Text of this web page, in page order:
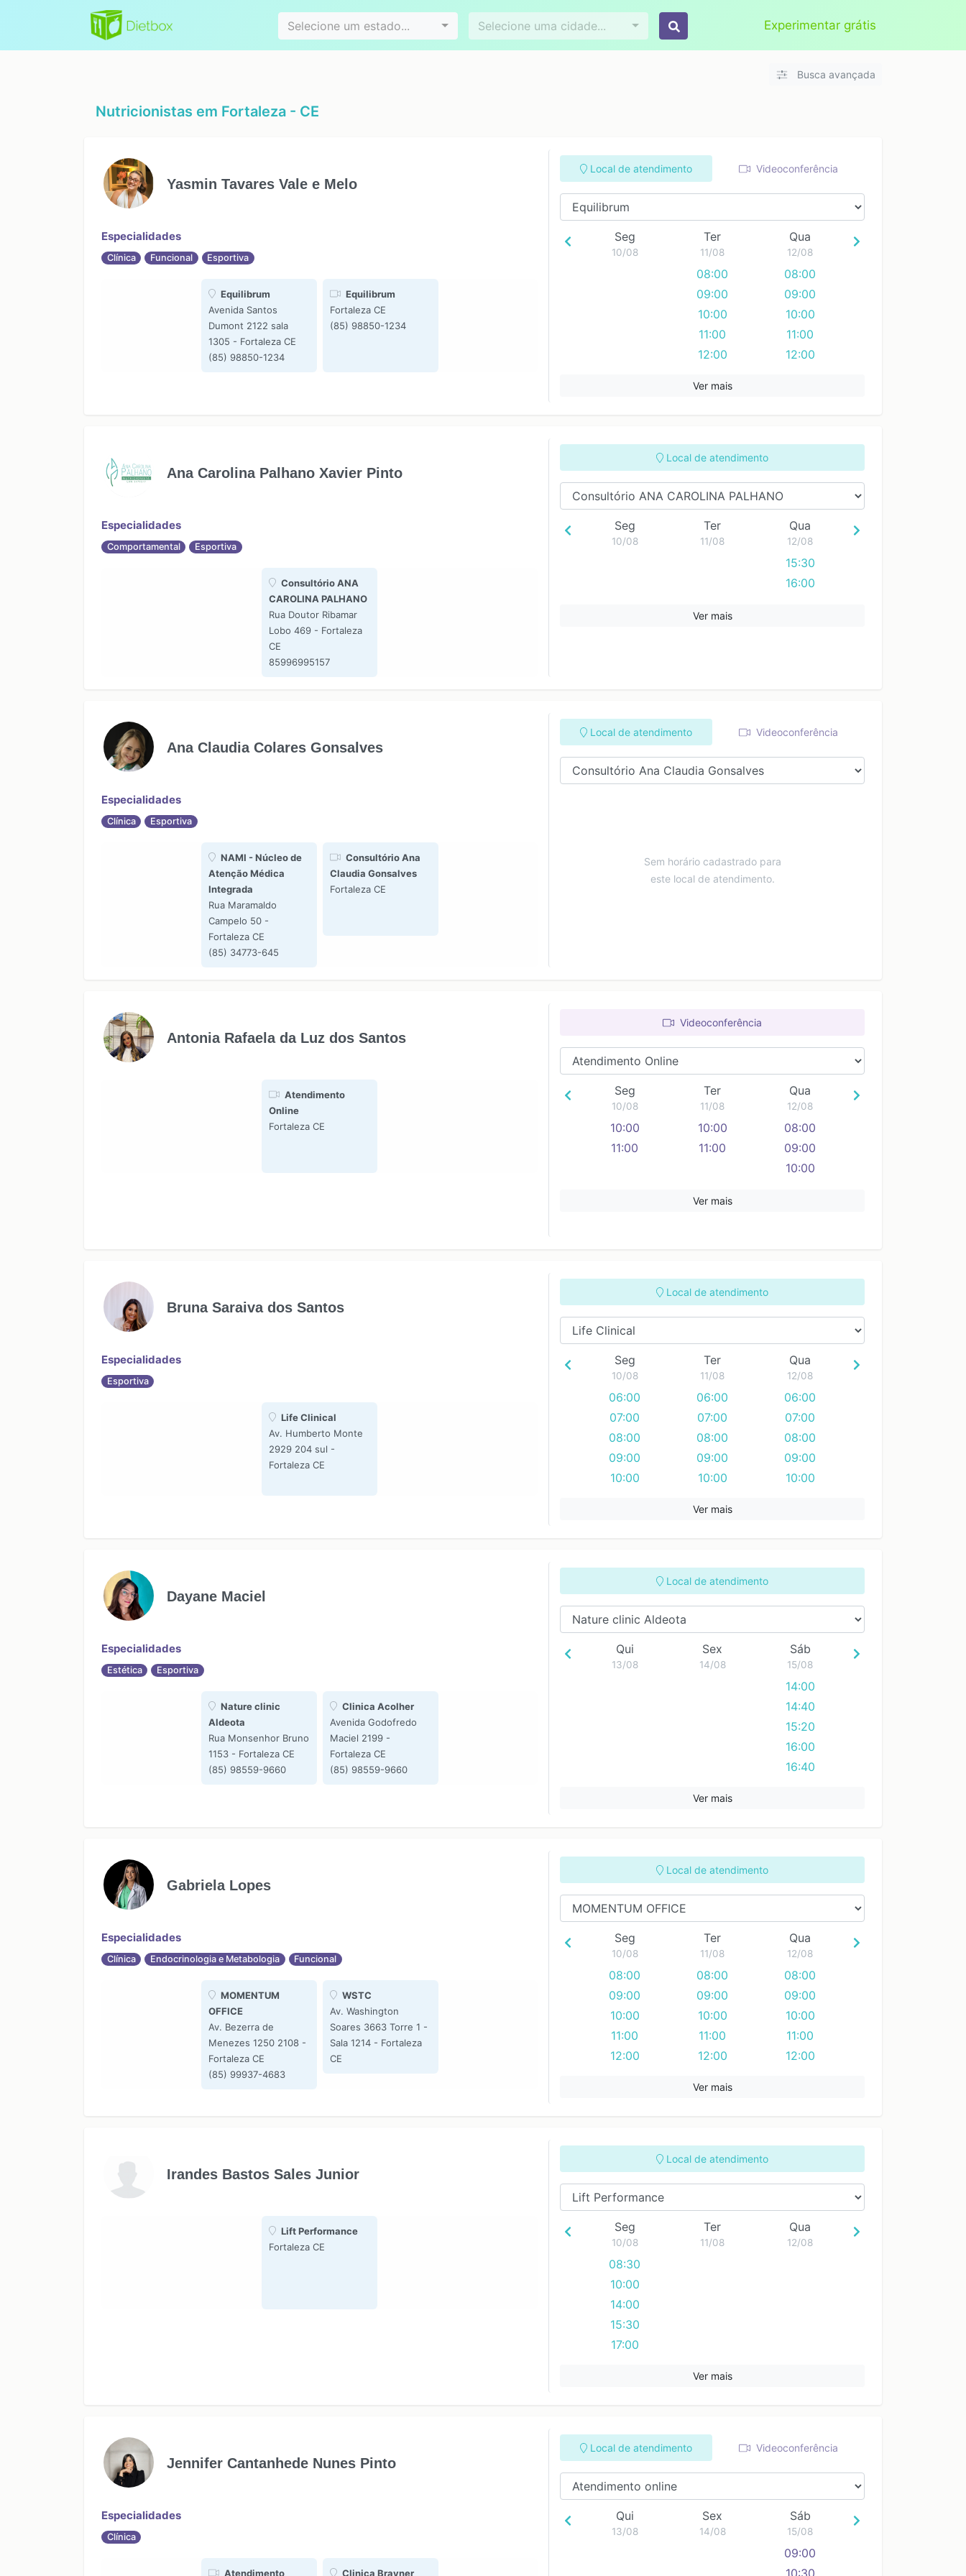
Selecione um estado... Selecione uma cidade... Experimentar grátis
Videoconferência Aplicar
Busca avançada
Nutricionistas em Fortaleza - CE
Yasmin Tavares Vale e Melo
Especialidades
Clínica Funcional Esportiva
Equilibrum
Avenida Santos
Dumont 2122 sala
1305 - Fortaleza CE
(85) 98850-1234
Equilibrum
Fortaleza CE
(85) 98850-1234
Local de atendimento Videoconferência
Seg
10/08
Ter
11/08
08:00
09:00
10:00
11:00
12:00
14:00
17:00
18:00
19:00
Qua
12/08
08:00
09:00
10:00
11:00
12:00
18:00
Ver mais
Ana Carolina Palhano Xavier Pinto
Especialidades
Comportamental Esportiva
Consultório ANA
CAROLINA PALHANO
Rua Doutor Ribamar
Lobo 469 - Fortaleza
CE
85996995157
Local de atendimento
Seg
10/08
Ter
11/08
Qua
12/08
15:30
16:00
Ver mais
Ana Claudia Colares Gonsalves
Especialidades
Clínica Esportiva
NAMI - Núcleo de
Atenção Médica
Integrada
Rua Maramaldo
Campelo 50 -
Fortaleza CE
(85) 34773-645
Consultório Ana
Claudia Gonsalves
Fortaleza CE
Local de atendimento Videoconferência
Sem horário cadastrado para
este local de atendimento.
Antonia Rafaela da Luz dos Santos
Atendimento
Online
Fortaleza CE
Videoconferência
Seg
10/08
10:00
11:00
Ter
11/08
10:00
11:00
Qua
12/08
08:00
09:00
10:00
Ver mais
Bruna Saraiva dos Santos
Especialidades
Esportiva
Life Clinical
Av. Humberto Monte
2929 204 sul -
Fortaleza CE
Local de atendimento
Seg
10/08
06:00
07:00
08:00
09:00
10:00
16:00
17:00
19:00
Ter
11/08
06:00
07:00
08:00
09:00
10:00
12:00
15:00
16:00
19:00
Qua
12/08
06:00
07:00
08:00
09:00
10:00
16:00
19:00
20:00
21:00
22:00
Ver mais
Dayane Maciel
Especialidades
Estética Esportiva
Nature clinic
Aldeota
Rua Monsenhor Bruno
1153 - Fortaleza CE
(85) 98559-9660
Clinica Acolher
Avenida Godofredo
Maciel 2199 -
Fortaleza CE
(85) 98559-9660
Local de atendimento
Qui
13/08
Sex
14/08
Sáb
15/08
14:00
14:40
15:20
16:00
16:40
Ver mais
Gabriela Lopes
Especialidades
Clínica Endocrinologia e Metabologia Funcional
MOMENTUM
OFFICE
Av. Bezerra de
Menezes 1250 2108 -
Fortaleza CE
(85) 99937-4683
WSTC
Av. Washington
Soares 3663 Torre 1 -
Sala 1214 - Fortaleza
CE
Local de atendimento
Seg
10/08
08:00
09:00
10:00
11:00
12:00
Ter
11/08
08:00
09:00
10:00
11:00
12:00
14:00
17:00
Qua
12/08
08:00
09:00
10:00
11:00
12:00
Ver mais
Irandes Bastos Sales Junior
Lift Performance
Fortaleza CE
Local de atendimento
Seg
10/08
08:30
10:00
14:00
15:30
17:00
Ter
11/08
Qua
12/08
Ver mais
Jennifer Cantanhede Nunes Pinto
Especialidades
Clínica
Atendimento Clinica Brayner
Local de atendimento Videoconferência
Qui
13/08
Sex
14/08
Sáb
15/08
09:00
10:30